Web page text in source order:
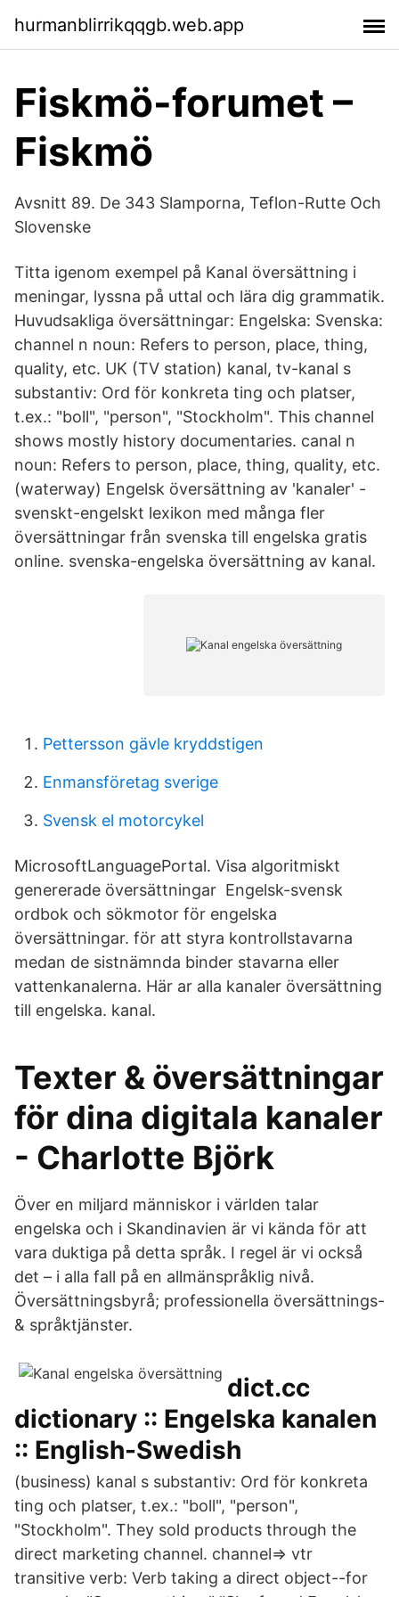
hurmanblirrikqqgb.web.app
Fiskmö-forumet –
Fiskmö
Avsnitt 89. De 343 Slamporna, Teflon-Rutte Och
Slovenske
Titta igenom exempel på Kanal översättning i
meningar, lyssna på uttal och lära dig grammatik.
Huvudsakliga översättningar: Engelska: Svenska:
channel n noun: Refers to person, place, thing,
quality, etc. UK (TV station) kanal, tv-kanal s
substantiv: Ord för konkreta ting och platser,
t.ex.: "boll", "person", "Stockholm". This channel
shows mostly history documentaries. canal n
noun: Refers to person, place, thing, quality, etc.
(waterway) Engelsk översättning av 'kanaler' -
svenskt-engelskt lexikon med många fler
översättningar från svenska till engelska gratis
online. svenska-engelska översättning av kanal.
Pettersson gävle kryddstigen
Enmansföretag sverige
Svensk el motorcykel
MicrosoftLanguagePortal. Visa algoritmiskt
genererade översättningar Engelsk-svensk
ordbok och sökmotor för engelska
översättningar. för att styra kontrollstavarna
medan de sistnämnda binder stavarna eller
vattenkanalerna. Här ar alla kanaler översättning
till engelska. kanal.
Texter & översättningar
för dina digitala kanaler
- Charlotte Björk
Över en miljard människor i världen talar
engelska och i Skandinavien är vi kända för att
vara duktiga på detta språk. I regel är vi också
det – i alla fall på en allmänspråklig nivå.
Översättningsbyrå; professionella översättnings-
& språktjänster.
dict.cc
dictionary :: Engelska kanalen
:: English-Swedish
(business) kanal s substantiv: Ord för konkreta
ting och platser, t.ex.: "boll", "person",
"Stockholm". They sold products through the
direct marketing channel. channel⇒ vtr
transitive verb: Verb taking a direct object--for